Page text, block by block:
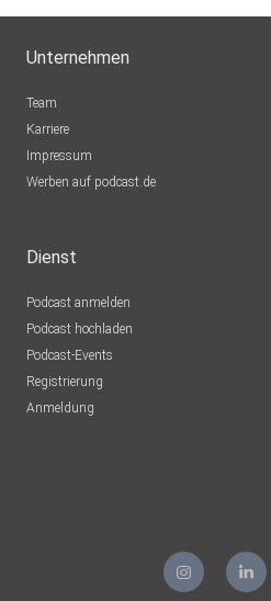
Unternehmen
Team
Karriere
Impressum
Werben auf podcast.de
Dienst
Podcast anmelden
Podcast hochladen
Podcast-Events
Registrierung
Anmeldung